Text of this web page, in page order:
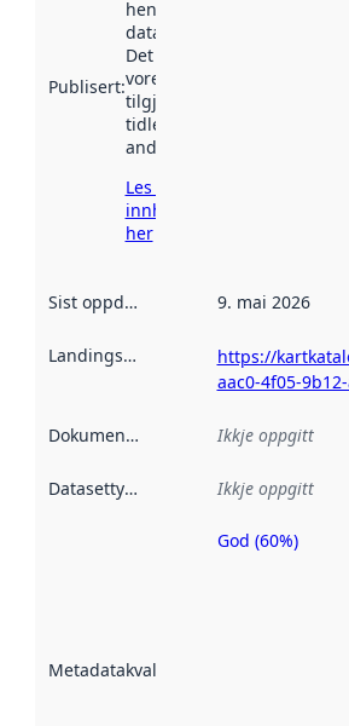
Publisert:
henta inn av
data.norge.no.
Det kan ha
vore
tilgjengeleg
tidlegare
andre stader.
Les meir om
innhenting
her
Sist oppdatert 9. mai 2026
Landingsside
https://
aac0-4f05-
Dokumentasjon Ikkje oppgitt
Datasettype Ikkje oppgitt
Metadatakvalitet
Metadatakvalitet
God (60%)